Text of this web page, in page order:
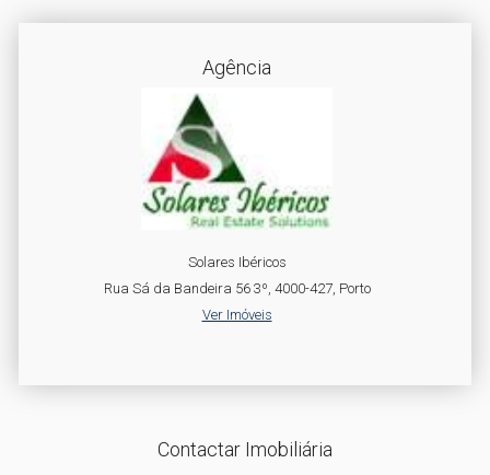
Agência
Solares Ibéricos
Rua Sá da Bandeira 56 3º, 4000-427, Porto
Ver Imóveis
Contactar Imobiliária